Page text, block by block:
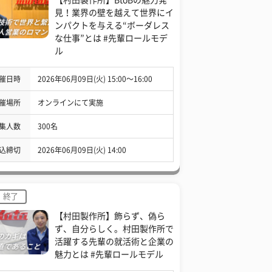
見！業界の壁を越えて世界にイ
ンパクトを与える“ボーダレス
な仕事”とは #先輩ロールモデ
ル
日時 2026年06月09日(火) 15:00〜16:00
場所 オンラインにて実施
人数 300名
締切 2026年06月09日(火) 14:00
終了
【村田製作所】飾らず、偽ら
ず、自分らしく。村田製作所で
活躍する先輩の就活術と企業の
魅力とは #先輩ロールモデル